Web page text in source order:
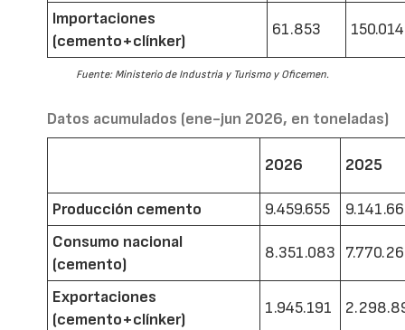
Importaciones
(cemento+clínker)
61.853 150.014
Fuente: Ministerio de Industria y Turismo y Oficemen.
Datos acumulados (ene-jun 2026, en toneladas)
2026 2025
Producción cemento 9.459.655
Consumo nacional
(cemento)
8.351.083
Exportaciones
(cemento+clínker)
1.945.191